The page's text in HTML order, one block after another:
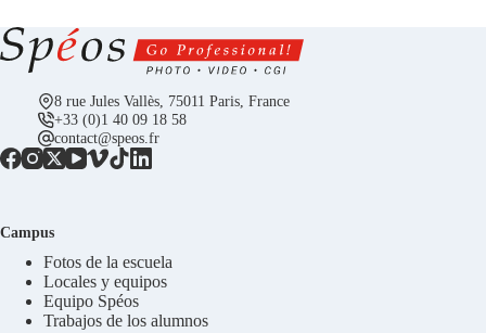
8 rue Jules Vallès, 75011 Paris, France
+33 (0)1 40 09 18 58
contact@speos.fr
Campus
Fotos de la escuela
Locales y equipos
Equipo Spéos
Trabajos de los alumnos